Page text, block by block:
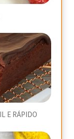
E RÁPIDO